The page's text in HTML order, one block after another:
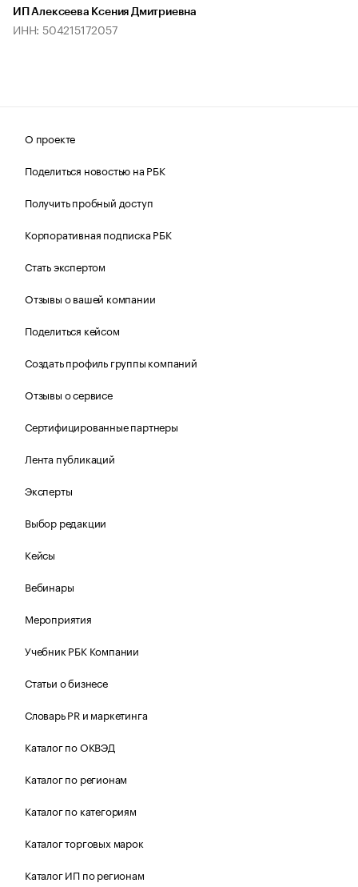
ИП Алексеева Ксения Дмитриевна
ИНН: 504215172057
О проекте
Поделиться новостью на РБК
Получить пробный доступ
Корпоративная подписка РБК
Стать экспертом
Отзывы о вашей компании
Поделиться кейсом
Создать профиль группы компаний
Отзывы о сервисе
Сертифицированные партнеры
Лента публикаций
Эксперты
Выбор редакции
Кейсы
Вебинары
Мероприятия
Учебник РБК Компании
Статьи о бизнесе
Словарь PR и маркетинга
Каталог по ОКВЭД
Каталог по регионам
Каталог по категориям
Каталог торговых марок
Каталог ИП по регионам